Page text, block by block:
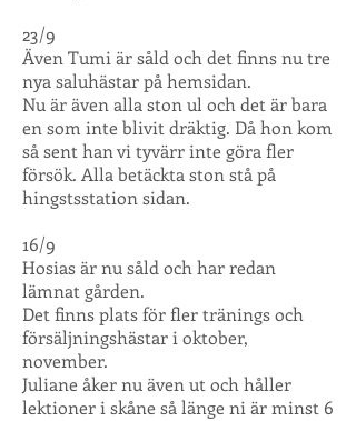
23/9
Även Tumi är såld och det finns nu tre
nya saluhästar på hemsidan.
Nu är även alla ston ul och det är bara
en som inte blivit dräktig. Då hon kom
så sent han vi tyvärr inte göra fler
försök. Alla betäckta ston stå på
hingstsstation sidan.
16/9
Hosias är nu såld och har redan
lämnat gården.
Det finns plats för fler tränings och
försäljningshästar i oktober,
november.
Juliane åker nu även ut och håller
lektioner i skåne så länge ni är minst 6